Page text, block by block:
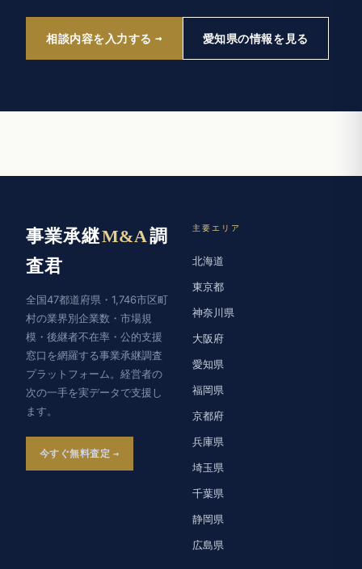
相談内容を入力する 愛知県の情報を見る
事業承継M&A調
査君
全国47都道府県・1,746市区町
村の業界別企業数・市場規
模・後継者不在率・公的支援
窓口を網羅する事業承継調査
プラットフォーム。経営者の
次の一手を実データで支援し
ます。
今すぐ無料査定
主要エリア
北海道
東京都
神奈川県
大阪府
愛知県
福岡県
京都府
兵庫県
埼玉県
千葉県
静岡県
広島県